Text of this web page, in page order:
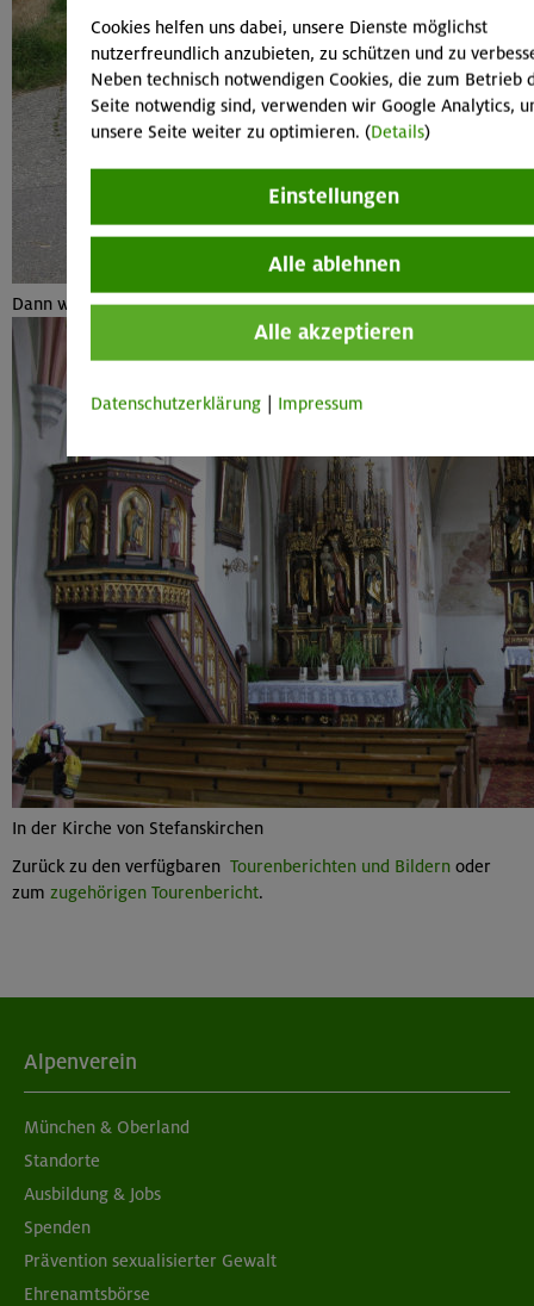
Dann wieder mit flotter Abfahrt kurz vor Stefanskirchen
In der Kirche von Stefanskirchen
Zurück zu den verfügbaren Tourenberichten und Bildern oder
zum zugehörigen Tourenbericht.
Alpenverein
München & Oberland
Standorte
Ausbildung & Jobs
Spenden
Prävention sexualisierter Gewalt
Ehrenamtsbörse
Cookies helfen uns dabei, unsere Dienste möglichst
nutzerfreundlich anzubieten, zu schützen und zu
Neben technisch notwendigen Cookies, die zum Betrieb
Seite notwendig sind, verwenden wir Google Analytics,
unsere Seite weiter zu optimieren. (Details)
Einstellungen
Alle ablehnen
Alle akzeptieren
Datenschutzerklärung Impressum